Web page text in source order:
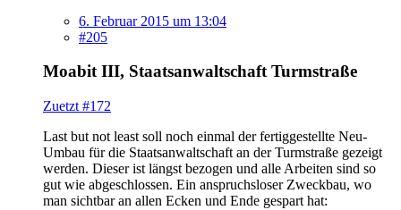
6. Februar 2015 um 13:04
#205
Moabit III, Staatsanwaltschaft Turmstraße
Zuetzt #172
Last but not least soll noch einmal der fertiggestellte Neu-
Umbau für die Staatsanwaltschaft an der Turmstraße gezeigt
werden. Dieser ist längst bezogen und alle Arbeiten sind so
gut wie abgeschlossen. Ein anspruchsloser Zweckbau, wo
man sichtbar an allen Ecken und Ende gespart hat: